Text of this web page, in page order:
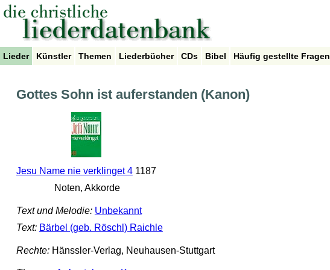
Lieder Künstler Themen Liederbücher CDs Bibel Häufig gestellte Fragen
Gottes Sohn ist auferstanden (Kanon)
Jesu Name nie verklinget 41187
Noten, Akkorde
Text und Melodie: Unbekannt
Text: Bärbel (geb. Röschl) Raichle
Rechte:Hänssler-Verlag, Neuhausen-Stuttgart